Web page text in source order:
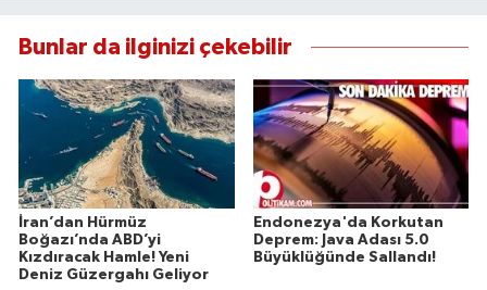
Bunlar da ilginizi çekebilir
İran’dan Hürmüz
Boğazı’nda ABD’yi
Kızdıracak Hamle! Yeni
Deniz Güzergahı Geliyor
Endonezya'da Korkutan
Deprem: Java Adası 5.0
Büyüklüğünde Sallandı!
VİZYONDAKİLER
YAŞAM